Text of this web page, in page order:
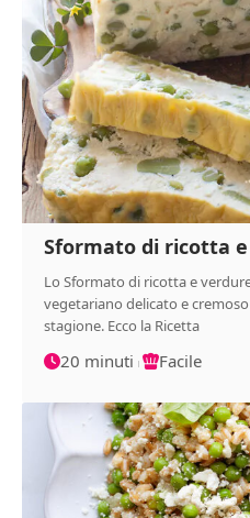
Sformato di ricotta
Lo Sformato di ricotta e
vegetariano delicato e
stagione. Ecco la Ricetta
20 minuti Facile